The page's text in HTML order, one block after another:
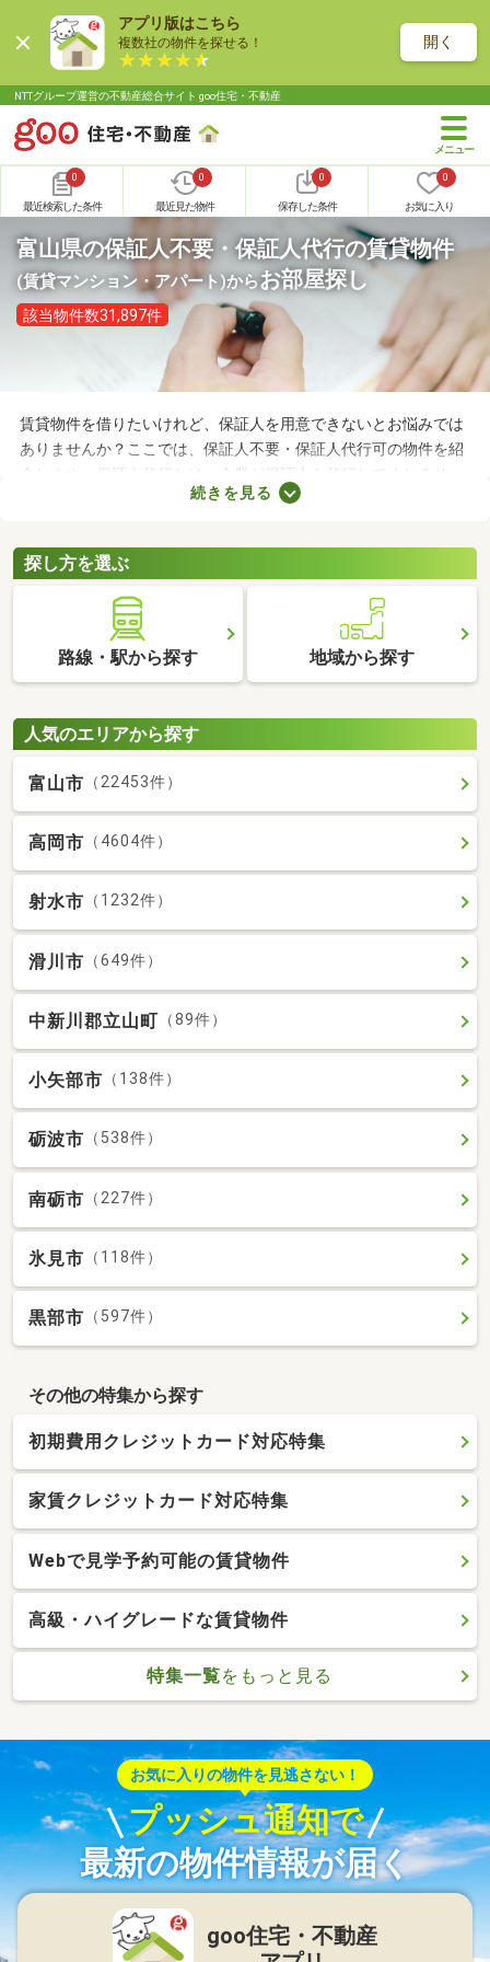
アプリ版はこちら
複数社の物件を探せる！ 開く
NTTグループ運営の不動産総合サイト goo住宅・不動産
0
最近検索した条件
0
最近見た物件
0
保存した条件
0
お気に入り
富山県の保証人不要・保証人代行の賃貸物件
(賃貸マンション・アパート)からお部屋探し
該当物件数31,897件
賃貸物件を借りたいけれど、保証人を用意できないとお悩みでは
ありませんか？ここでは、保証人不要・保証人代行可の物件を紹
介します。保証人代行とは、企業が保証人を代行してくれるサー
ビスです。保証人を用意できなくてもお部屋を借りられるので、
た生活を送りましょう。
続きを見る
探し方を選ぶ
路線・駅から探す 地域から探す
人気のエリアから探す
富山市 （22453件）
高岡市 （4604件）
射水市 （1232件）
滑川市 （649件）
中新川郡立山町 （89件）
小矢部市 （138件）
砺波市 （538件）
南砺市 （227件）
氷見市 （118件）
黒部市 （597件）
その他の特集から探す
初期費用クレジットカード対応特集
家賃クレジットカード対応特集
Webで見学予約可能の賃貸物件
高級・ハイグレードな賃貸物件
特集一覧をもっと見る
お気に入りの物件を見逃さない！
プッシュ通知で
最新の物件情報が届く
goo住宅・不動産